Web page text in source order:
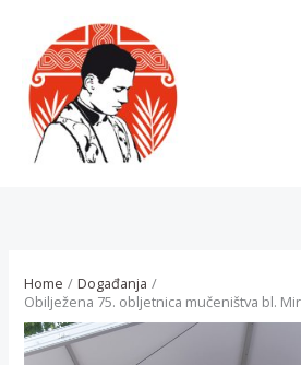
content
Home
Događanja
Obilježena 75. obljetnica mučeništva bl.